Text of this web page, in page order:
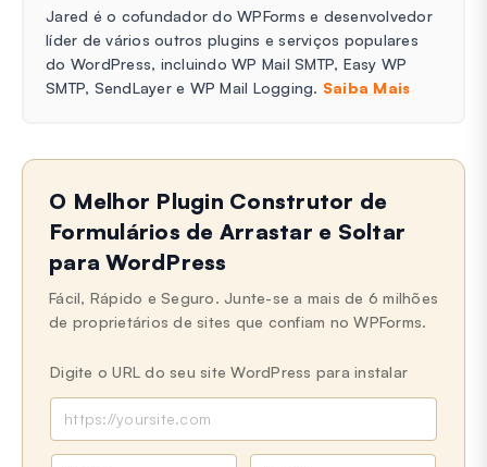
Jared é o cofundador do WPForms e desenvolvedor
líder de vários outros plugins e serviços populares
do WordPress, incluindo WP Mail SMTP, Easy WP
SMTP, SendLayer e WP Mail Logging. Saiba Mais
O Melhor Plugin Construtor de
Formulários de Arrastar e Soltar
para WordPress
Fácil, Rápido e Seguro. Junte-se a mais de 6 milhões
de proprietários de sites que confiam no WPForms.
Digite o URL do seu site WordPress para instalar